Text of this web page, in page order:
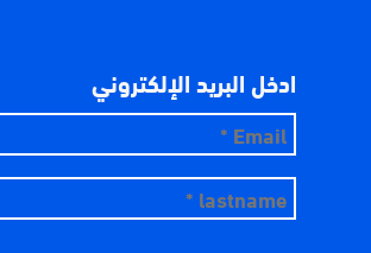
ادخل البريد الإلكتروني